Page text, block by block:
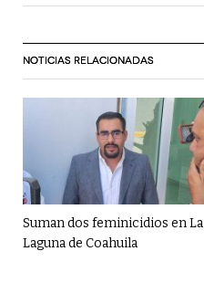
NOTICIAS RELACIONADAS
Suman dos feminicidios en La
Laguna de Coahuila